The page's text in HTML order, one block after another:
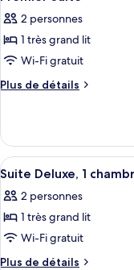
2 personnes
1 très grand lit
Wi-Fi gratuit
Plus de détails
Plus
le
type
de
Premier
Suite
Afficher
toutes
les
photos
pour
ce
7
Suite Deluxe, 1
2 personnes
1 très grand lit
Wi-Fi gratuit
Plus de détails
Plus